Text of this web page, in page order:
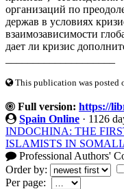
организаций по
держав в условиях
взаимозависимости
дает ли кризис
This publication was posted
Full version: https://
Spain Online · 1126
INDOCHINA: THE
ISLAMISTS IN
Professional Authors'
Order by:
Per page: